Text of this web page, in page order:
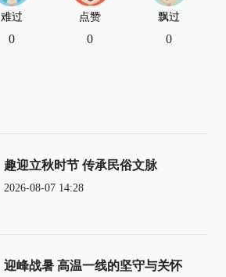
难过
0
点赞
0
飘过
0
趣迎立秋时节 传承民俗文脉
2026-08-07 14:28
迎峰战暑 高温一线的坚守与关怀